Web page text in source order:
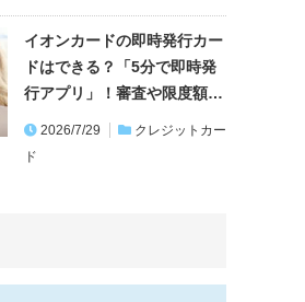
イオンカードの即時発行カー
ドはできる？「5分で即時発
行アプリ」！審査や限度額…
2026/7/29
クレジットカー
ド